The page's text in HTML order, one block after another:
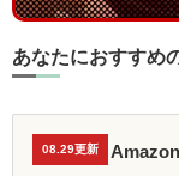
あなたにおすすめ
08.29更新